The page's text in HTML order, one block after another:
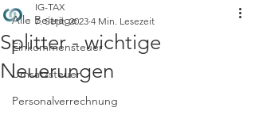
Alle Beiträge
Einkommensteuer
Umsatzsteuer
Personalverrechnung
Splitter - wichtige
Neuerungen
IG-TAX
7. Sept. 2023 4 Min. Lesezeit